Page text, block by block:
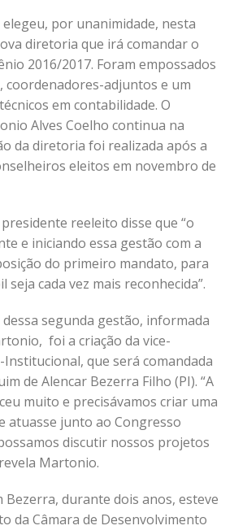
elegeu, por unanimidade, nesta
diretoria que irá comandar o
2016/2017. Foram empossados
coordenadores-adjuntos e um
em contabilidade. O
Alves Coelho continua na
da diretoria foi realizada após a
eleitos em novembro de
reeleito disse que “o
e iniciando essa gestão com a
do primeiro mandato, para
seja cada vez mais reconhecida”.
segunda gestão, informada
foi a criação da vice-
que será comandada
de Alencar Bezerra Filho (PI). “A
muito e precisávamos criar uma
atuasse junto ao Congresso
discutir nossos projetos
Martonio.
Bezerra, durante dois anos, esteve
da Câmara de Desenvolvimento